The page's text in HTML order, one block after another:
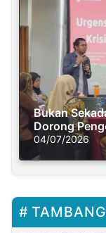
Bukan
Dorong
Solusi Krisis
04/07/2026